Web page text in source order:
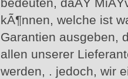
bedeuten, daÃŸ
kÃ¶nnen, welche ist
Garantien ausgeben,
allen unserer
werden, . jedoch, wir